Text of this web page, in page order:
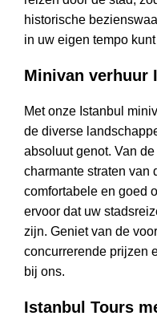
historische
in uw eigen tempo
Minivan verhuur
Met onze Istanbul
de diverse
absoluut genot. Van
charmante straten van
comfortabele en goed
ervoor dat uw
zijn. Geniet van de
concurrerende prijzen
bij ons.
Istanbul Tours